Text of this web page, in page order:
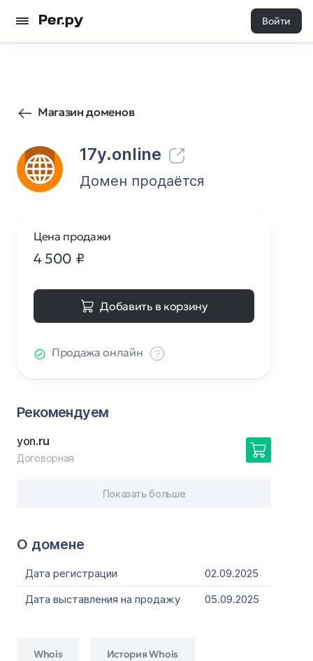
Войти
Магазин доменов
17y.online
3 0
Домен продаётся
О домене
Дата регистрации
02.09.2025
Дата выставления на продажу
05.09.2025
Whois История Whois
Цена продажи
4 500 ₽
Добавить в корзину
Продажа онлайн
Рекомендуем
yon.ru
Договорная
Показать больше